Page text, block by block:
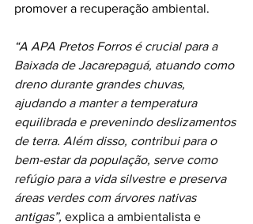
promover a recuperação ambiental.
“A APA Pretos Forros é crucial para a
Baixada de Jacarepaguá, atuando como
dreno durante grandes chuvas,
ajudando a manter a temperatura
equilibrada e prevenindo deslizamentos
de terra. Além disso, contribui para o
bem-estar da população, serve como
refúgio para a vida silvestre e preserva
áreas verdes com árvores nativas
antigas”, explica a ambientalista e